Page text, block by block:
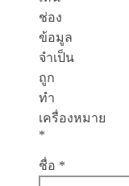
ช่อง
ข้อมูล
จำเป็น
ถูก
ทำ
เครื่องหมาย
*
ชื่อ *